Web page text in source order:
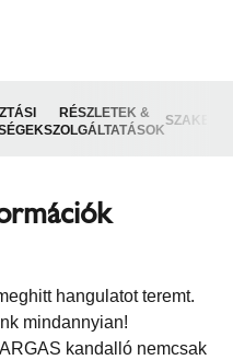
RÉSZLETEK &
SZOLGÁLTATÁSOK
hangulatot teremt.
mindannyian!
kandalló nemcsak